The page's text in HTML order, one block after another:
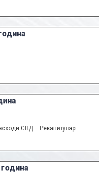
СПД – Рекапитулар